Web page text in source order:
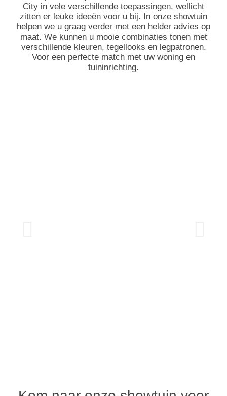
City in vele verschillende toepassingen, wellicht
zitten er leuke ideeën voor u bij. In onze showtuin
helpen we u graag verder met een helder advies op
maat. We kunnen u mooie combinaties tonen met
verschillende kleuren, tegellooks en legpatronen.
Voor een perfecte match met uw woning en
tuininrichting.